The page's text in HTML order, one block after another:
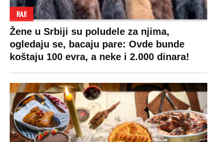
RAJ!
Žene u Srbiji su poludele za njima,
ogledaju se, bacaju pare: Ovde bunde
koštaju 100 evra, a neke i 2.000 dinara!